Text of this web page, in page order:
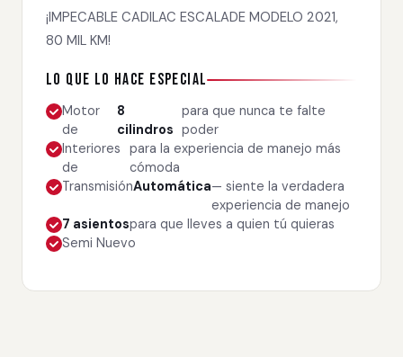
¡IMPECABLE CADILAC ESCALADE MODELO 2021,
80 MIL KM!
Lo que lo hace especial
Motor
de
8
cilindros
para que nunca te falte
poder
Interiores
de
para la experiencia de manejo más
cómoda
TransmisiónAutomática— siente la verdadera
experiencia de manejo
7 asientospara que lleves a quien tú quieras
Semi Nuevo